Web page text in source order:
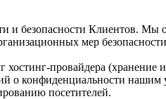
и безопасности Клиентов.
мер
хостинг-провайдера
о конфиденциальности
посетителей.